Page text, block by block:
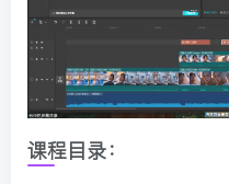
课程目录：